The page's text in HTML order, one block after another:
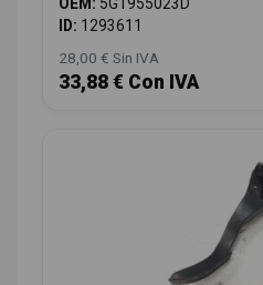
ID: 1293611
28,00 € Sin IVA
33,88 € Con IVA